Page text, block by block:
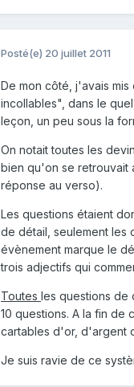
Posté(e) 20 juillet 2011
De mon côté, j'avais
incollables", dans le
leçon, un peu sous la
On notait toutes les
bien qu'on se retrouvait
réponse au verso).
Les questions étaient
de détail, seulement les
évènement marque le
trois adjectifs qui
Toutes les questions de
10 questions. A la fin de
cartables d'or, d'argent
Je suis ravie de ce